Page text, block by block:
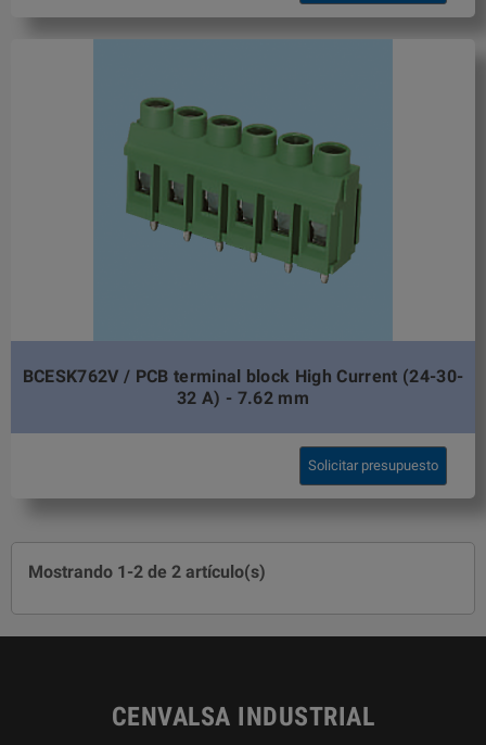
BCESK762V / PCB terminal block High Current (24-30-
32 A) - 7.62 mm
Solicitar presupuesto
Mostrando 1-2 de 2 artículo(s)
CENVALSA INDUSTRIAL